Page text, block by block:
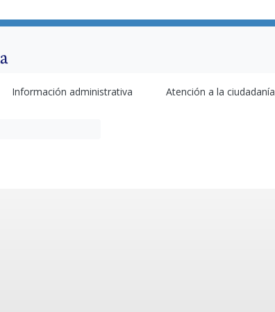
Información administrativa Atención a la ciudadanía